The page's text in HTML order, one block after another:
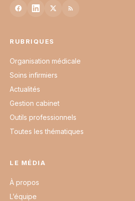
RUBRIQUES
Organisation médicale
Soins infirmiers
Actualités
Gestion cabinet
Outils professionnels
Toutes les thématiques
LE MÉDIA
À propos
L’équipe